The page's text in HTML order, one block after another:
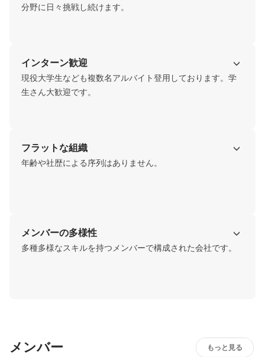
分野に日々挑戦し続けます。
インターン歓迎
現役大学生なども複数名アルバイト登用しております。学
生さん大歓迎です。
フラットな組織
年齢や社歴による序列はありません。
メンバーの多様性
多種多様なスキルを持つメンバーで構成された会社です。
メンバー もっと見る